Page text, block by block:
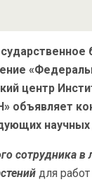
центр
объявляет
сотрудника в
для